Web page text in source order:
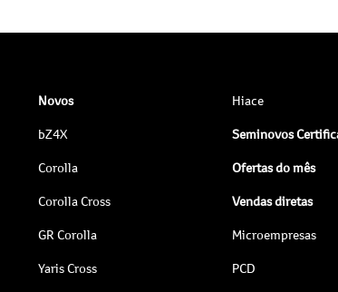
Novos
bZ4X
Corolla
Corolla Cross
GR Corolla
Yaris Cross
Hiace
Seminovos
Ofertas do mês
Vendas diretas
Microempresas
PCD